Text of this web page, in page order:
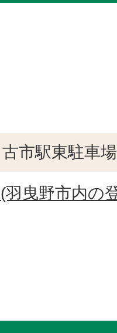
市駅東駐車
曳野市内の